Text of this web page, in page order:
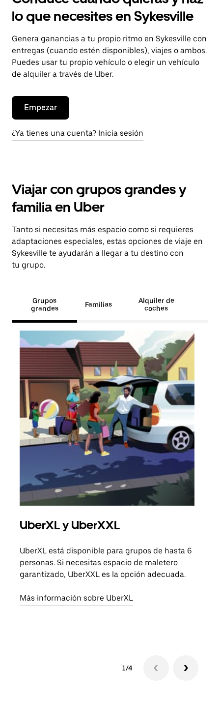
lo que necesites en Sykesville
Genera ganancias a tu propio ritmo en Sykesville con
entregas (cuando estén disponibles), viajes o ambos.
Puedes usar tu propio vehículo o elegir un vehículo
de alquiler a través de Uber.
Empezar
¿Ya tienes una cuenta? Inicia sesión
Viajar con grupos grandes y
familia en Uber
Tanto si necesitas más espacio como si requieres
adaptaciones especiales, estas opciones de viaje en
Sykesville te ayudarán a llegar a tu destino con
tu grupo.
Grupos
grandes
Familias
Alquiler de
coches
UberXL y UberXXL
UberXL está disponible para grupos de hasta 6
personas. Si necesitas espacio de maletero
garantizado, UberXXL es la opción adecuada.
Más información sobre UberXL
1/4